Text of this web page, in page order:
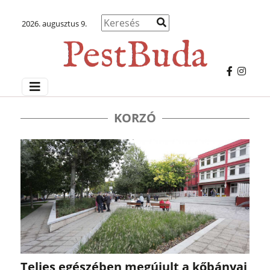
2026. augusztus 9.
KORZÓ
Teljes egészében megújult a kőbányai